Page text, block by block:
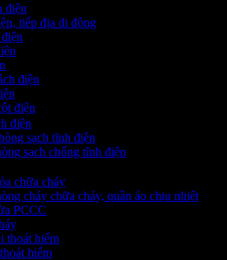
điện
tiếp địa di động
điện
điện
điện
sạch tĩnh điện
sạch chống tĩnh điện
chữa cháy
cháy chữa cháy, quần áo chịu nhiệt
PCCC
thoát hiểm
hiểm